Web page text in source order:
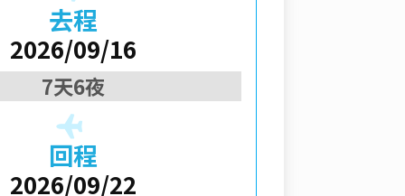
去程
2026/09/16
7天6夜
回程
2026/09/22